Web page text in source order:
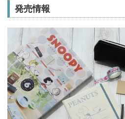
発売情報